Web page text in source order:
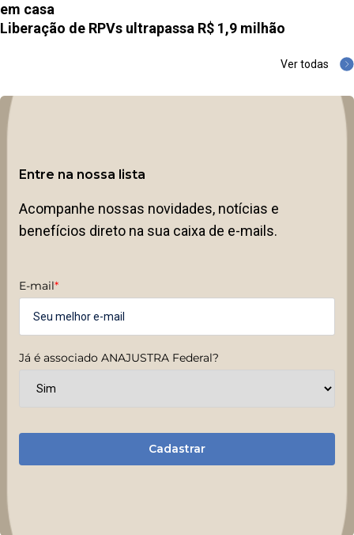
em casa
Liberação de RPVs ultrapassa R$ 1,9 milhão
Ver todas
Entre na nossa lista
Acompanhe nossas novidades, notícias e
benefícios direto na sua caixa de e-mails.
E-mail*
Já é associado ANAJUSTRA Federal?
Cadastrar